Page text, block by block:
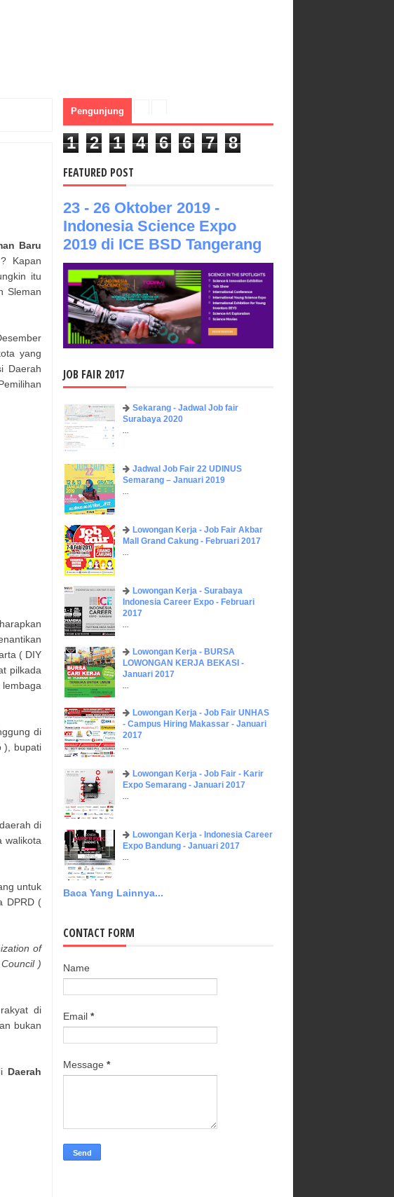
Baru
Kapan
itu
Sleman
yang
Daerah
( DIY
pilkada
di
), bupati
di
walikota
untuk
DPRD (
of
)
di
bukan
Daerah
Pengunjung
1 2 1 4 6 6 7 8
FEATURED POST
23 - 26 Oktober 2019 -
Indonesia Science Expo
2019 di ICE BSD Tangerang
JOB FAIR 2017
Sekarang - Jadwal Job fair
Surabaya 2020
...
Jadwal Job Fair 22 UDINUS
Semarang – Januari 2019
...
Lowongan Kerja - Job Fair ​Akbar ​
Mall Grand Cakung - Februari 2017
...
Lowongan Kerja - Surabaya
Indonesia Career Expo - Februari
2017
...
Lowongan Kerja - BURSA
LOWONGAN KERJA BEKASI -
Januari 2017
...
Lowongan Kerja - Job Fair UNHAS
- Campus Hiring Makassar - Januari
2017
...
Lowongan Kerja - Job Fair - Karir
Expo Semarang - Januari 2017
...
Lowongan Kerja - Indonesia Career
Expo Bandung - Januari 2017
...
Baca Yang Lainnya...
CONTACT FORM
Name
Email *
Message *